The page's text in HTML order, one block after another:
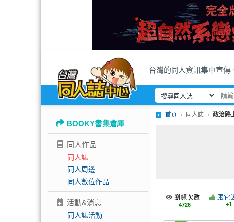
台灣的同人資訊集中宣傳
BOOKY書集倉庫
同人作品
同人誌
同人周邊
同人數位作品
活動&消息
同人誌活動
首頁 同人誌 政治路
瀏覽次數
4726
跟它
+1